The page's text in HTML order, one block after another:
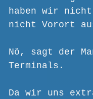
haben wir
nicht Vorort
Nö, sagt der
Terminals.
Da wir uns